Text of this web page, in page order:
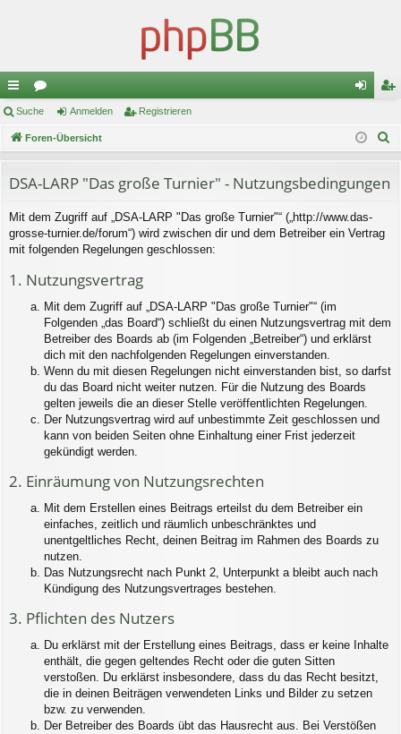
ch
ne
ug
riff
or
en m
de
n
ist
re
Suche Anmelden Registrieren
Foren-Übersicht
DSA-LARP "Das große Turnier" - Nutzungsbedingungen
Mit dem Zugriff auf „DSA-LARP "Das große Turnier"“ („http://www.das-
grosse-turnier.de/forum“) wird zwischen dir und dem Betreiber ein Vertrag
mit folgenden Regelungen geschlossen:
1. Nutzungsvertrag
Mit dem Zugriff auf „DSA-LARP "Das große Turnier"“ (im
Folgenden „das Board“) schließt du einen Nutzungsvertrag mit dem
Betreiber des Boards ab (im Folgenden „Betreiber“) und erklärst
dich mit den nachfolgenden Regelungen einverstanden.
Wenn du mit diesen Regelungen nicht einverstanden bist, so darfst
du das Board nicht weiter nutzen. Für die Nutzung des Boards
gelten jeweils die an dieser Stelle veröffentlichten Regelungen.
Der Nutzungsvertrag wird auf unbestimmte Zeit geschlossen und
kann von beiden Seiten ohne Einhaltung einer Frist jederzeit
gekündigt werden.
2. Einräumung von Nutzungsrechten
Mit dem Erstellen eines Beitrags erteilst du dem Betreiber ein
einfaches, zeitlich und räumlich unbeschränktes und
unentgeltliches Recht, deinen Beitrag im Rahmen des Boards zu
nutzen.
Das Nutzungsrecht nach Punkt 2, Unterpunkt a bleibt auch nach
Kündigung des Nutzungsvertrages bestehen.
3. Pflichten des Nutzers
Du erklärst mit der Erstellung eines Beitrags, dass er keine Inhalte
enthält, die gegen geltendes Recht oder die guten Sitten
verstoßen. Du erklärst insbesondere, dass du das Recht besitzt,
die in deinen Beiträgen verwendeten Links und Bilder zu setzen
bzw. zu verwenden.
Der Betreiber des Boards übt das Hausrecht aus. Bei Verstößen